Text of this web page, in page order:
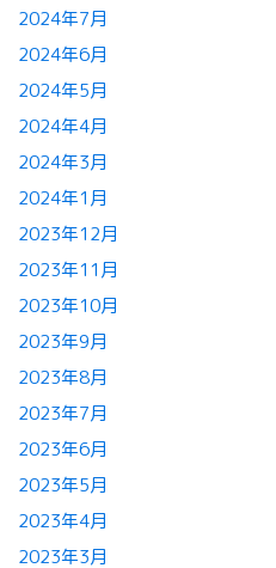
2024年7月
2024年6月
2024年5月
2024年4月
2024年3月
2024年1月
2023年12月
2023年11月
2023年10月
2023年9月
2023年8月
2023年7月
2023年6月
2023年5月
2023年4月
2023年3月